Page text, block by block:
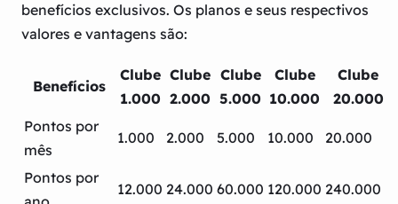
benefícios exclusivos. Os planos e seus respectivos
valores e vantagens são:
Benefícios
Clube
1.000
Clube
2.000
Clube
5.000
Clube
10.000
Clube
20.000
Pontos por
mês
1.000 2.000 5.000 10.000 20.000
Pontos por
12.000 24.000 60.000 120.000 240.000